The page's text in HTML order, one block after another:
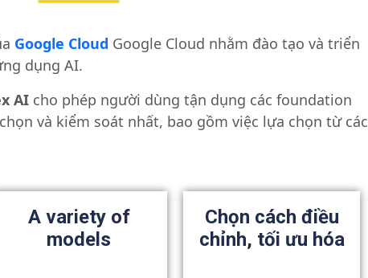
Google Cloud Google Cloud nhằm đào tạo và triển
dụng AI.
AI cho phép người dùng tận dụng các foundation
và kiểm soát nhất, bao gồm việc lựa chọn từ các
A variety of
models
Chọn cách điều
chỉnh, tối ưu hóa